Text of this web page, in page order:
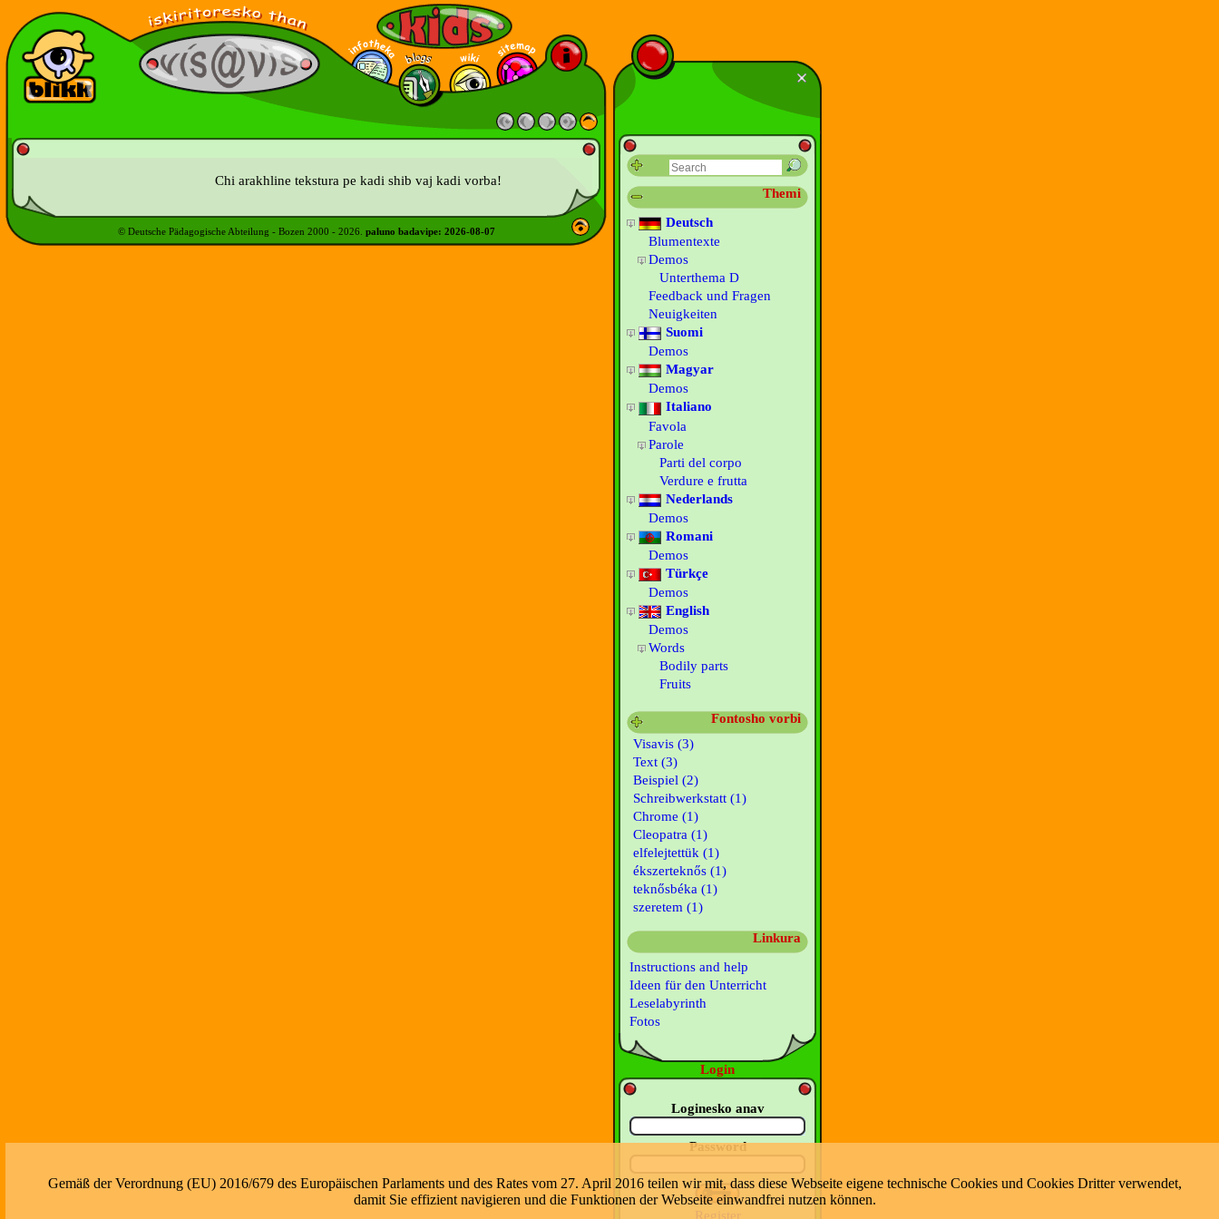
Chi arakhline tekstura pe kadi shib vaj kadi vorba!
© Deutsche Pädagogische Abteilung - Bozen 2000 - 2026 paluno badavipe: 2026-08-07
Themi
Deutsch
Blumentexte
Demos
Unterthema D
Feedback und Fragen
Neuigkeiten
Suomi
Demos
Magyar
Demos
Italiano
Favola
Parole
Parti del corpo
Verdure e frutta
Nederlands
Demos
Romani
Demos
Türkçe
Demos
English
Demos
Words
Bodily parts
Fruits
Fontosho vorbi
Visavis (3)
Text (3)
Beispiel (2)
Schreibwerkstatt (1)
Chrome (1)
Cleopatra (1)
elfelejtettük (1)
ékszerteknős (1)
teknősbéka (1)
szeretem (1)
Linkura
Instructions and help
Ideen für den Unterricht
Leselabyrinth
Fotos
Login
Loginesko anav
Password
Register
Gemäß der Verordnung (EU) 2016/679 des Europäischen Parlaments und des Rates vom 27. April 2016 teilen wir mit, dass diese Webseite eigene technische Cookies und Cookies Dritter verwendet,
damit Sie effizient navigieren und die Funktionen der Webseite einwandfrei nutzen können.